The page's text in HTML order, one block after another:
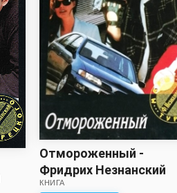
Отмороженный -
Фридрих Незнанский
КНИГА